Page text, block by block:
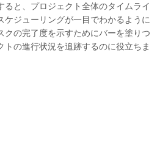
ると、プロジェクト全体のタイムライ
ケジューリングが一目でわかるように
クの完了度を示すためにバーを塗りつ
トの進行状況を追跡するのに役立ちま